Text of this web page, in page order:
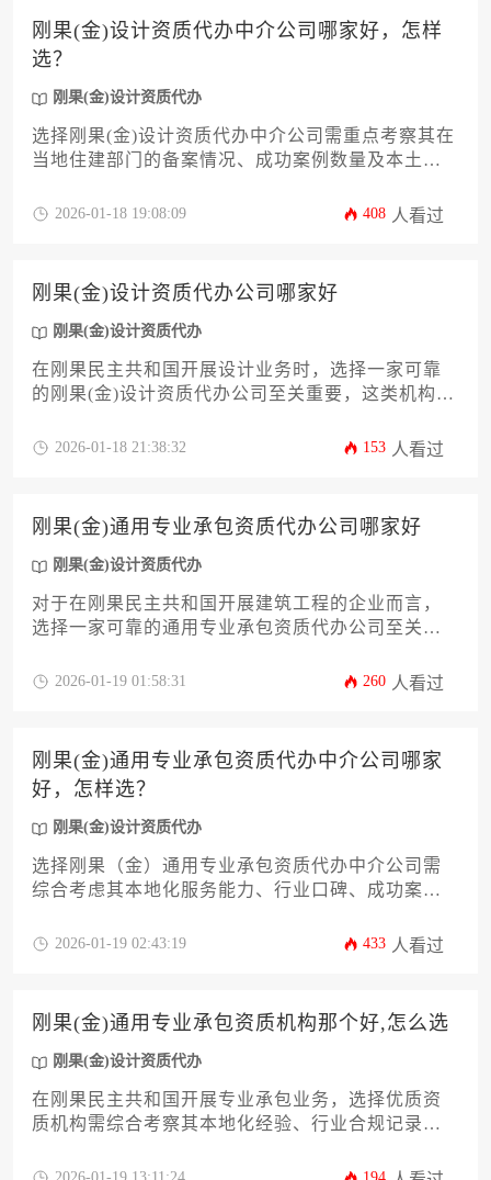
刚果(金)设计资质代办中介公司哪家好，怎样
选？
刚果(金)设计资质代办
选择刚果(金)设计资质代办中介公司需重点考察其在
当地住建部门的备案情况、成功案例数量及本土化
与合规性承诺来作出最终决策。
2026-01-18 19:08:09 408 人看过
刚果(金)设计资质代办公司哪家好
刚果(金)设计资质代办
在刚果民主共和国开展设计业务时，选择一家可靠
的刚果(金)设计资质代办公司至关重要，这类机构应
能针对建筑、工程等不同设计领域提供定制化资质
2026-01-18 21:38:32 153 人看过
刚果(金)通用专业承包资质代办公司哪家好
刚果(金)设计资质代办
对于在刚果民主共和国开展建筑工程的企业而言，
选择一家可靠的通用专业承包资质代办公司至关重
经验、专业团队、成功案例及合规服务等核心要
2026-01-19 01:58:31 260 人看过
刚果(金)通用专业承包资质代办中介公司哪家
好，怎样选？
刚果(金)设计资质代办
选择刚果（金）通用专业承包资质代办中介公司需
综合考虑其本地化服务能力、行业口碑、成功案例
定政府资源的中介机构。
2026-01-19 02:43:19 433 人看过
刚果(金)通用专业承包资质机构那个好,怎么选
刚果(金)设计资质代办
在刚果民主共和国开展专业承包业务，选择优质资
质机构需综合考察其本地化经验、行业合规记录及
规避合作风险。